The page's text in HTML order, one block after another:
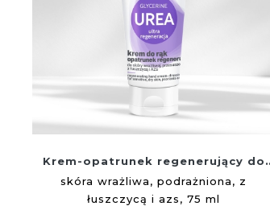
Krem-opatrunek regenerujący do
skóra wrażliwa, podrażniona, z
łuszczycą i azs, 75 ml